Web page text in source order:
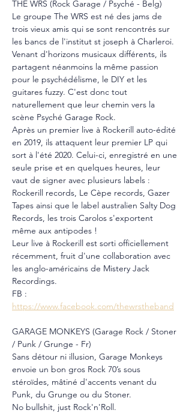
THE WRS (Rock Garage / Psyché - Belg)
Le groupe The WRS est né des jams de
trois vieux amis qui se sont rencontrés sur
les bancs de l'institut st joseph à Charleroi.
Venant d'horizons musicaux différents, ils
partagent néanmoins la même passion
pour le psychédélisme, le DIY et les
guitares fuzzy. C'est donc tout
naturellement que leur chemin vers la
scène Psyché Garage Rock.
Après un premier live à Rockerill auto-édité
en 2019, ils attaquent leur premier LP qui
sort à l'été 2020. Celui-ci, enregistré en une
seule prise et en quelques heures, leur
vaut de signer avec plusieurs labels :
Rockerill records, Le Cèpe records, Gazer
Tapes ainsi que le label australien Salty Dog
Records, les trois Carolos s'exportent
même aux antipodes !
Leur live à Rockerill est sorti officiellement
récemment, fruit d'une collaboration avec
les anglo-américains de Mistery Jack
Recordings.
FB :
https://www.facebook.com/thewrstheband
GARAGE MONKEYS (Garage Rock / Stoner
/ Punk / Grunge - Fr)
Sans détour ni illusion, Garage Monkeys
envoie un bon gros Rock 70’s sous
stéroïdes, mâtiné d'accents venant du
Punk, du Grunge ou du Stoner.
No bullshit, just Rock'n'Roll.